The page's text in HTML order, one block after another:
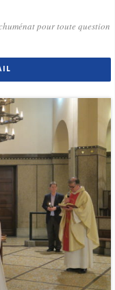
pour toute question